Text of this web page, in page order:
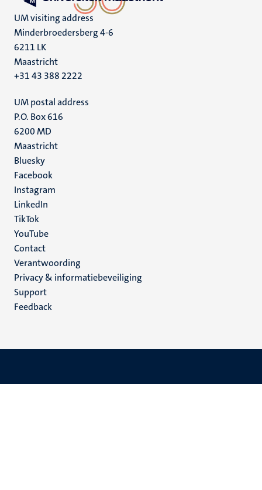
UM visiting address
Minderbroedersberg 4-6
6211 LK
Maastricht
+31 43 388 2222
UM postal address
P.O. Box 616
6200 MD
Maastricht
Social
media
Bluesky
Facebook
Instagram
LinkedIn
TikTok
YouTube
Menu
footer
(NL)
Contact
Verantwoording
Privacy & informatiebeveiliging
Support
Feedback